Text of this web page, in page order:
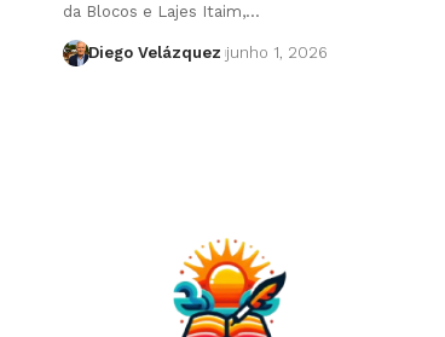
da Blocos e Lajes Itaim,…
Diego Velázquez junho 1, 2026